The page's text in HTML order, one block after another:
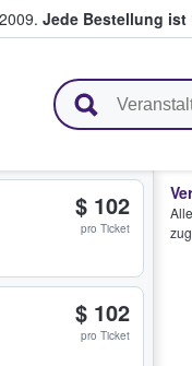
Jede Bestellung ist
$ 102
pro Ticket
$ 102
pro Ticket